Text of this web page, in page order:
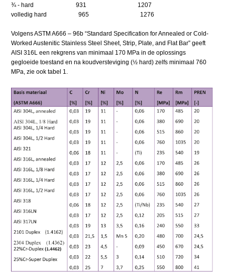
¾ - hard 931 1207
volledig hard 965 1276
Volgens ASTM A666 – 96b “Standard Specification for Annealed or Cold-
Worked Austenitic Stainless Steel Sheet, Strip, Plate, and Flat Bar” geeft
AISI 316L een rekgrens van minimaal 170 MPa in de oplossings
gegloeide toestand en na koudversteviging (½ hard) zelfs minimaal 760
MPa, zie ook tabel 1.